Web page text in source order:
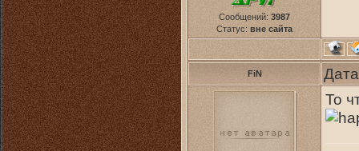
Сообщений: 3987
Статус: вне сайта
FiN
То